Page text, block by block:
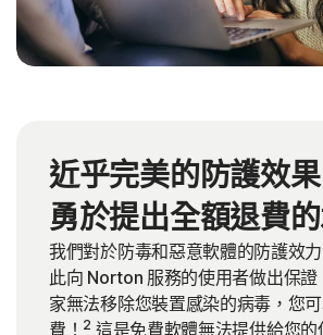
近乎完美的防護效
勇於提出全額退費的
我們對於防毒和惡意軟體的防護效
此向 Norton 服務的使用者做出保
家無法移除您裝置感染的病毒，您
費！ 2 這是免費軟體無法提供給您的